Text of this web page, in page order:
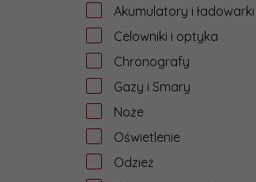
Akumulatory i ładowarki
Celowniki i optyka
Chronografy
Gazy i Smary
Noże
Oświetlenie
Odzież